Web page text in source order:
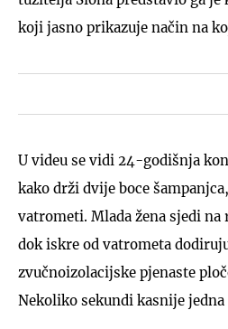
koji jasno prikazuje način na
U videu se vidi 24-godišnja
kako drži dvije boce
vatrometi. Mlada žena sjedi na
dok iskre od vatrometa
zvučnoizolacijske pjenaste
Nekoliko sekundi kasnije jedna